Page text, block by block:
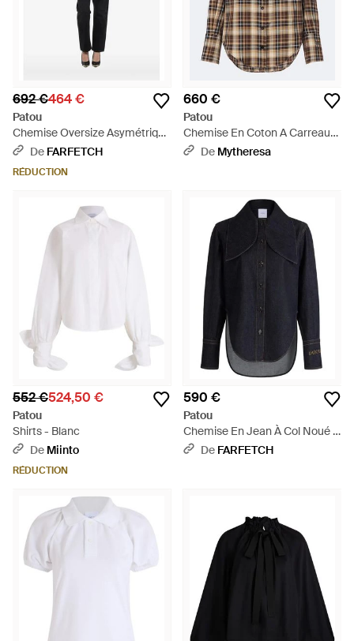
692 €464 €
Patou
Chemise Oversize Asymétrique
- Rose
De FARFETCH
RÉDUCTION
660 €
Patou
Chemise En Coton A Carreaux
- Marron
De Mytheresa
552 €524,50 €
Patou
Shirts - Blanc
De Miinto
RÉDUCTION
590 €
Patou
Chemise En Jean À Col Noué -
BleuDe FARFETCH